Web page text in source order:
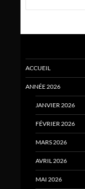
ACCUEIL
ANNÉE 2026
JANVIER 2026
FÉVRIER 2026
MARS 2026
AVRIL 2026
MAI 2026